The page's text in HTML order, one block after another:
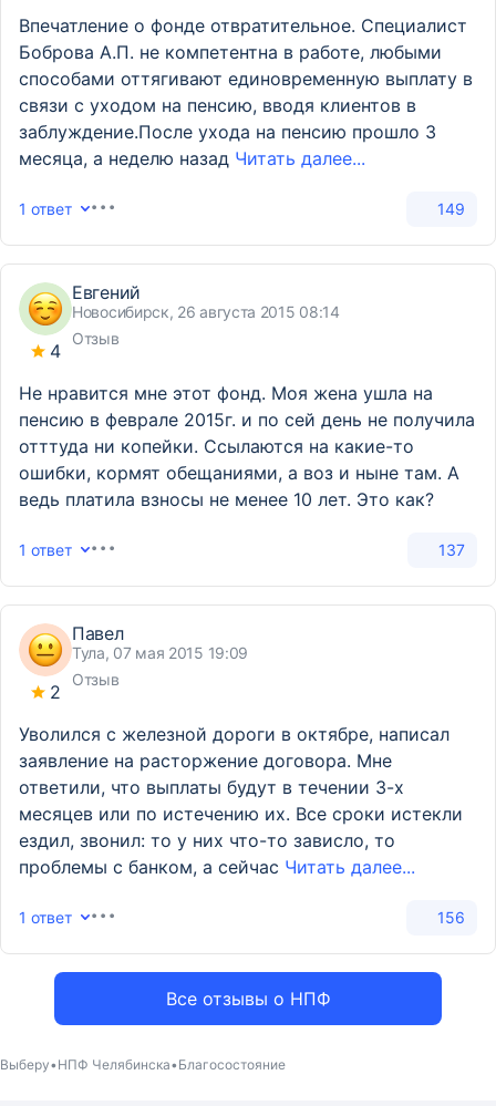
Все отзывы о НПФ
Впечатление о фонде отвратительное. Специалист
Боброва А.П. не компетентна в работе, любыми
способами оттягивают единовременную выплату в
связи с уходом на пенсию, вводя клиентов в
заблуждение.После ухода на пенсию прошло 3
месяца, а неделю назад Читать далее...
1 ответ 149
4
Евгений
Новосибирск, 26 августа 2015 08:14
Отзыв
Не нравится мне этот фонд. Моя жена ушла на
пенсию в феврале 2015г. и по сей день не получила
отттуда ни копейки. Ссылаются на какие-то
ошибки, кормят обещаниями, а воз и ныне там. А
ведь платила взносы не менее 10 лет. Это как?
1 ответ 137
2
Павел
Тула, 07 мая 2015 19:09
Отзыв
Уволился с железной дороги в октябре, написал
заявление на расторжение договора. Мне
ответили, что выплаты будут в течении 3-х
месяцев или по истечению их. Все сроки истекли
ездил, звонил: то у них что-то зависло, то
проблемы с банком, а сейчас Читать далее...
1 ответ 156
Выберу НПФ Челябинска Благосостояние